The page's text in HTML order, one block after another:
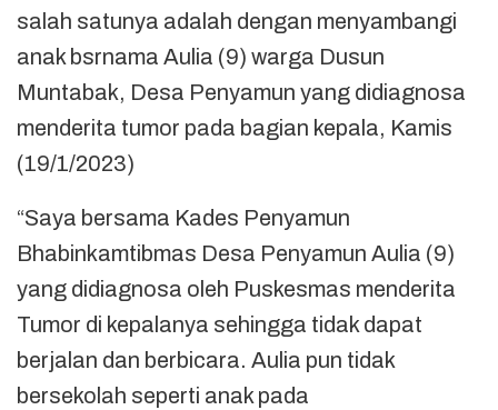
salah satunya adalah dengan menyambangi
anak bsrnama Aulia (9) warga Dusun
Muntabak, Desa Penyamun yang didiagnosa
menderita tumor pada bagian kepala, Kamis
(19/1/2023)
“Saya bersama Kades Penyamun
Bhabinkamtibmas Desa Penyamun Aulia (9)
yang didiagnosa oleh Puskesmas menderita
Tumor di kepalanya sehingga tidak dapat
berjalan dan berbicara. Aulia pun tidak
bersekolah seperti anak pada